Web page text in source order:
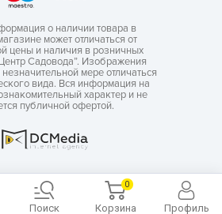
Поиск
0
Корзина Профиль
о наличии товара в
может отличаться от
цены и наличия в розничных
Садовода”. Изображения
незначительной мере отличаться
вида. Вся информация на
характер и не
публичной офертой.